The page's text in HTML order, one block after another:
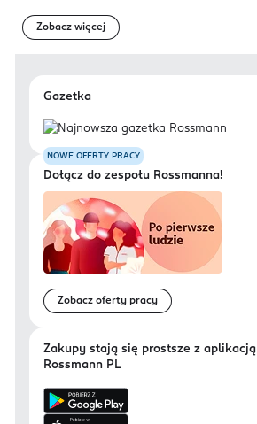
Zobacz więcej
Gazetka
NOWE OFERTY PRACY
Dołącz do zespołu Rossmanna!
Zobacz oferty pracy
Zakupy stają się prostsze z aplikacją
Rossmann PL